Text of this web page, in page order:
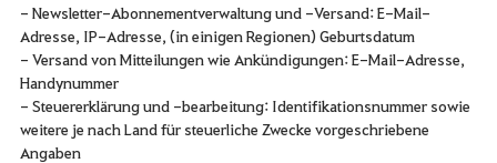
- Newsletter-Abonnementverwaltung und -Versand: E-Mail-
Adresse, IP-Adresse, (in einigen Regionen) Geburtsdatum
- Versand von Mitteilungen wie Ankündigungen: E-Mail-Adresse,
Handynummer
- Steuererklärung und -bearbeitung: Identifikationsnummer sowie
weitere je nach Land für steuerliche Zwecke vorgeschriebene
Angaben